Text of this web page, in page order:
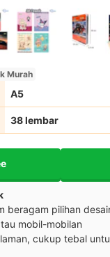
Murah
A5
38 lembar
beragam pilihan
mobil-mobilan
cukup tebal